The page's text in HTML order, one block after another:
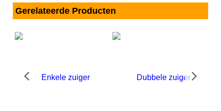
Gerelateerde Producten